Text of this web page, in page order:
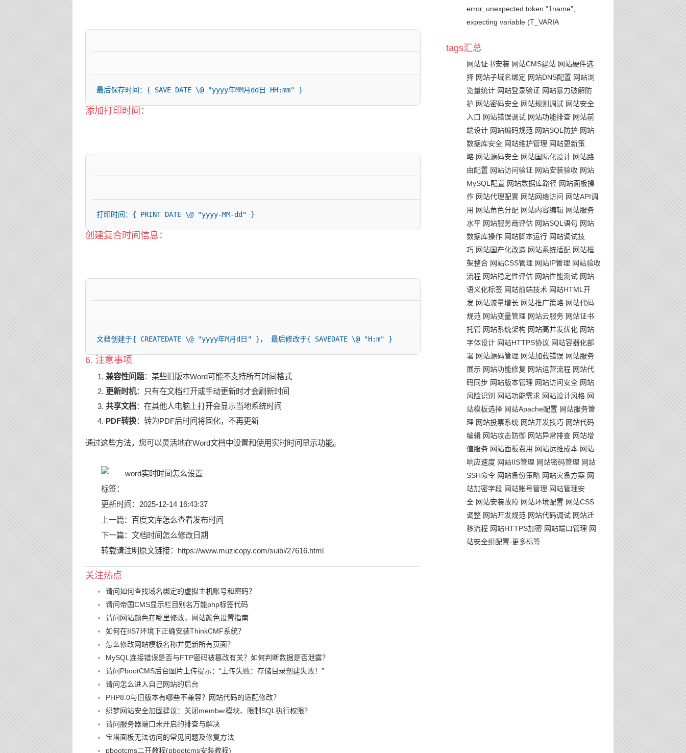
最后保存时间：{ SAVE DATE \@ "yyyy年MM月dd日 HH:mm" }
添加打印时间：
打印时间：{ PRINT DATE \@ "yyyy-MM-dd" }
创建复合时间信息：
文档创建于{ CREATEDATE \@ "yyyy年M月d日" }， 最后修改于{ SAVEDATE \@ "H:m" }
6. 注意事项
兼容性问题：某些旧版本Word可能不支持所有时间格式
更新时机：只有在文档打开或手动更新时才会刷新时间
共享文档：在其他人电脑上打开会显示当地系统时间
PDF转换：转为PDF后时间将固化，不再更新
通过这些方法，您可以灵活地在Word文档中设置和使用实时时间显示功能。
标签：
更新时间：2025-12-14 16:43:37
上一篇： 百度文库怎么查看发布时间
下一篇： 文档时间怎么修改日期
转载请注明原文链接：
https://www.muzicopy.com/suibi/27616.html
关注热点
请问如何查找域名绑定的虚拟主机账号和密码？
请问帝国CMS显示栏目别名万能php标签代码
请问网站颜色在哪里修改，网站颜色设置指南
如何在IIS7环境下正确安装ThinkCMF系统？
怎么修改网站模板名称并更新所有页面？
MySQL连接错误是否与FTP密码被篡改有关？如何判断数据是否泄露？
请问PbootCMS后台图片上传提示：“上传失败：存储目录创建失败！”
请问怎么进入自己网站的后台
PHP8.0与旧版本有哪些不兼容？网站代码的适配修改？
织梦网站安全加固建议：关闭member模块、限制SQL执行权限？
请问服务器端口未开启的排查与解决
宝塔面板无法访问的常见问题及修复方法
pbootcms二开教程(pbootcms安装教程)
error, unexpected token "1name",
expecting variable (T_VARIA
tags汇总
网站证书安装 网站CMS建站 网站硬件选
择 网站子域名绑定 网站DNS配置 网站浏
览量统计 网站登录验证 网站暴力破解防
护 网站密码安全 网站规则调试 网站安全
入口 网站错误调试 网站功能排查 网站前
端设计 网站编码规范 网站SQL防护 网站
数据库安全 网站维护管理 网站更新策
略 网站源码安全 网站国际化设计 网站路
由配置 网站访问验证 网站安装验收 网站
MySQL配置 网站数据库路径 网站面板操
作 网站代理配置 网站网络访问 网站API调
用 网站角色分配 网站内容编辑 网站服务
水平 网站服务商评估 网站SQL语句 网站
数据库操作 网站脚本运行 网站调试技
巧 网站国产化改造 网站系统适配 网站框
架整合 网站CSS管理 网站IP管理 网站验收
流程 网站稳定性评估 网站性能测试 网站
语义化标签 网站前端技术 网站HTML开
发 网站流量增长 网站推广策略 网站代码
规范 网站变量管理 网站云服务 网站证书
托管 网站系统架构 网站高并发优化 网站
字体设计 网站HTTPS协议 网站容器化部
署 网站源码管理 网站加载错误 网站服务
展示 网站功能修复 网站运营流程 网站代
码同步 网站版本管理 网站访问安全 网站
风险识别
网站功能需求 网站设计风格 网
站模板选择 网站Apache配置 网站服务管
理 网站投票系统 网站开发技巧 网站代码
编辑 网站攻击防御 网站异常排查 网站增
值服务 网站面板费用 网站运维成本 网站
响应速度 网站IIS管理 网站密码管理 网站
SSH命令 网站备份策略 网站灾备方案 网
站加密字段 网站账号管理 网站管理安
全 网站安装故障 网站环境配置 网站CSS
调整 网站开发规范 网站代码调试 网站迁
移流程 网站HTTPS加密 网站端口管理 网
站安全组配置-更多标签